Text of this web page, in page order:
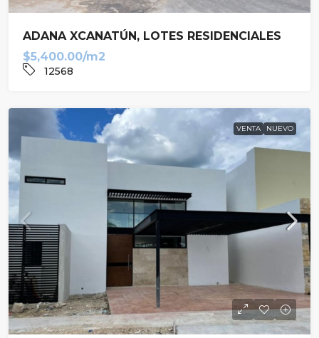
ADANA XCANATÚN, LOTES RESIDENCIALES
$5,400.00/m2
12568
VENTA NUEVO